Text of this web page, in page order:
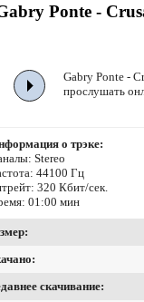
Ponte -
Gabry Ponte -
прослушать
о трэке:
Stereo
44100 Гц
320 Кбит/сек.
01:00 мин
скачивание: